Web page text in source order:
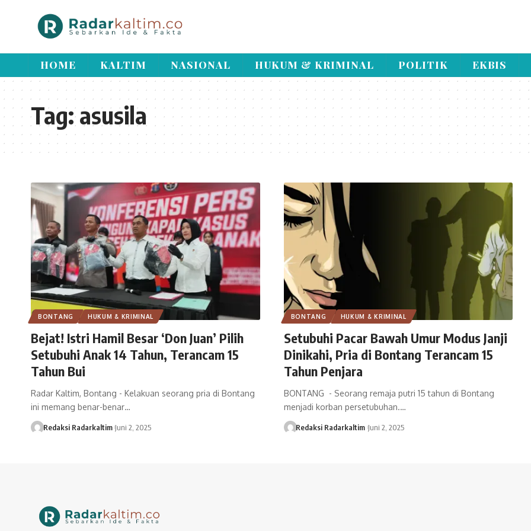
HOME KALTIM NASIONAL HUKUM & KRIMINAL POLITIK EKBIS
Tag:asusila
BONTANG HUKUM & KRIMINAL
Bejat! Istri Hamil Besar ‘Don Juan’ Pilih
Setubuhi Anak 14 Tahun, Terancam 15
Tahun Bui
Radar Kaltim, Bontang - Kelakuan seorang pria di Bontang
ini memang benar-benar…
Redaksi Radarkaltim Juni 2, 2025
BONTANG HUKUM & KRIMINAL
Setubuhi Pacar Bawah Umur Modus Janji
Dinikahi, Pria di Bontang Terancam 15
Tahun Penjara
BONTANG - Seorang remaja putri 15 tahun di Bontang
menjadi korban persetubuhan.…
Redaksi Radarkaltim Juni 2, 2025